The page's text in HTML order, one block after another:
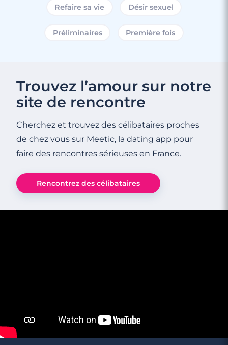
Refaire sa vie Désir sexuel
Préliminaires Première fois
Trouvez l’amour sur notre
site de rencontre
Cherchez et trouvez des célibataires proches
de chez vous sur Meetic, la dating app pour
faire des rencontres sérieuses en France.
Rencontrez des célibataires